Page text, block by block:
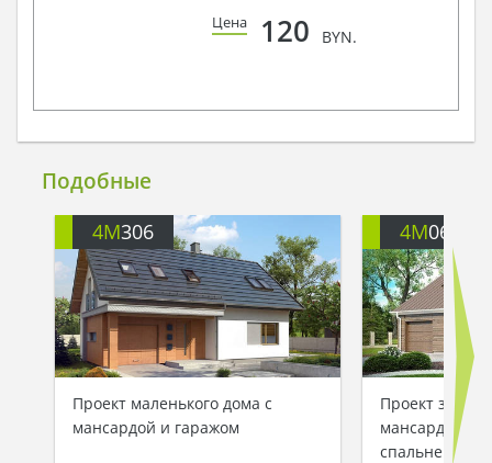
Цена 120 BYN.
Подобные
4M306
Проект маленького дома с
мансардой и гаражом
4M064
Проект
мансардой,
спальней и